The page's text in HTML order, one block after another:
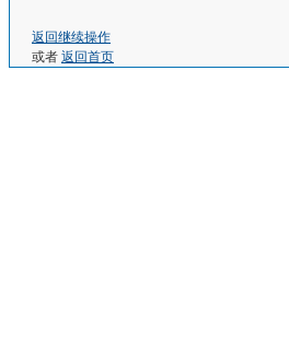
返回继续操作
或者 返回首页